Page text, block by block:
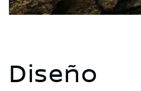
Diseño